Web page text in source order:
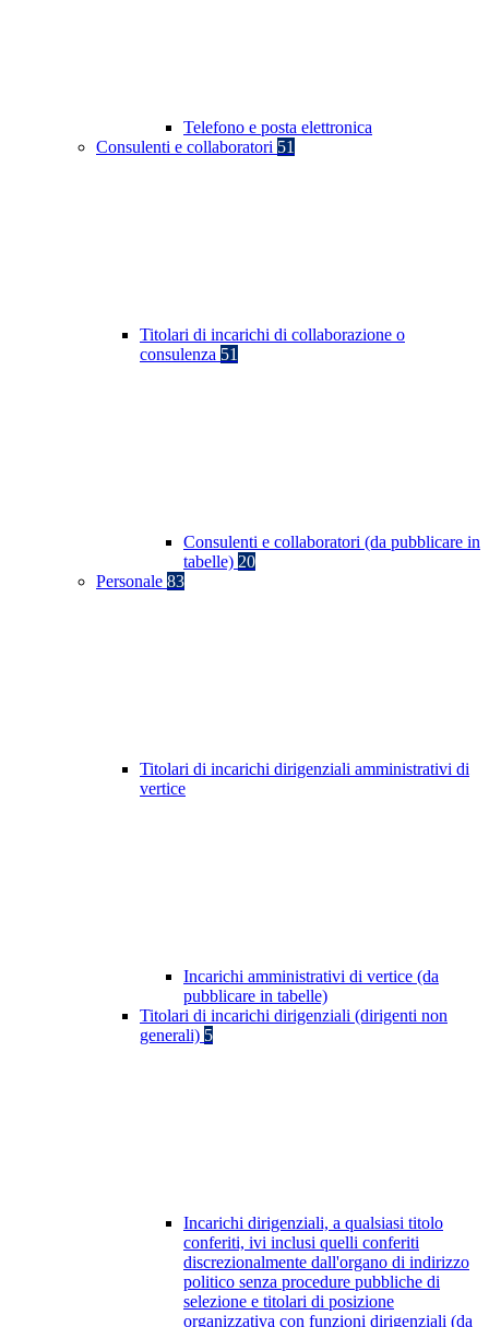
Telefono e posta elettronica
Consulenti e collaboratori 51
Titolari di incarichi di collaborazione o
consulenza 51
Consulenti e collaboratori (da pubblicare in
tabelle) 20
Personale 83
Titolari di incarichi dirigenziali amministrativi di
vertice
Incarichi amministrativi di vertice (da
pubblicare in tabelle)
Titolari di incarichi dirigenziali (dirigenti non
generali) 5
Incarichi dirigenziali, a qualsiasi titolo
conferiti, ivi inclusi quelli conferiti
discrezionalmente dall'organo di indirizzo
politico senza procedure pubbliche di
selezione e titolari di posizione
organizzativa con funzioni dirigenziali (da